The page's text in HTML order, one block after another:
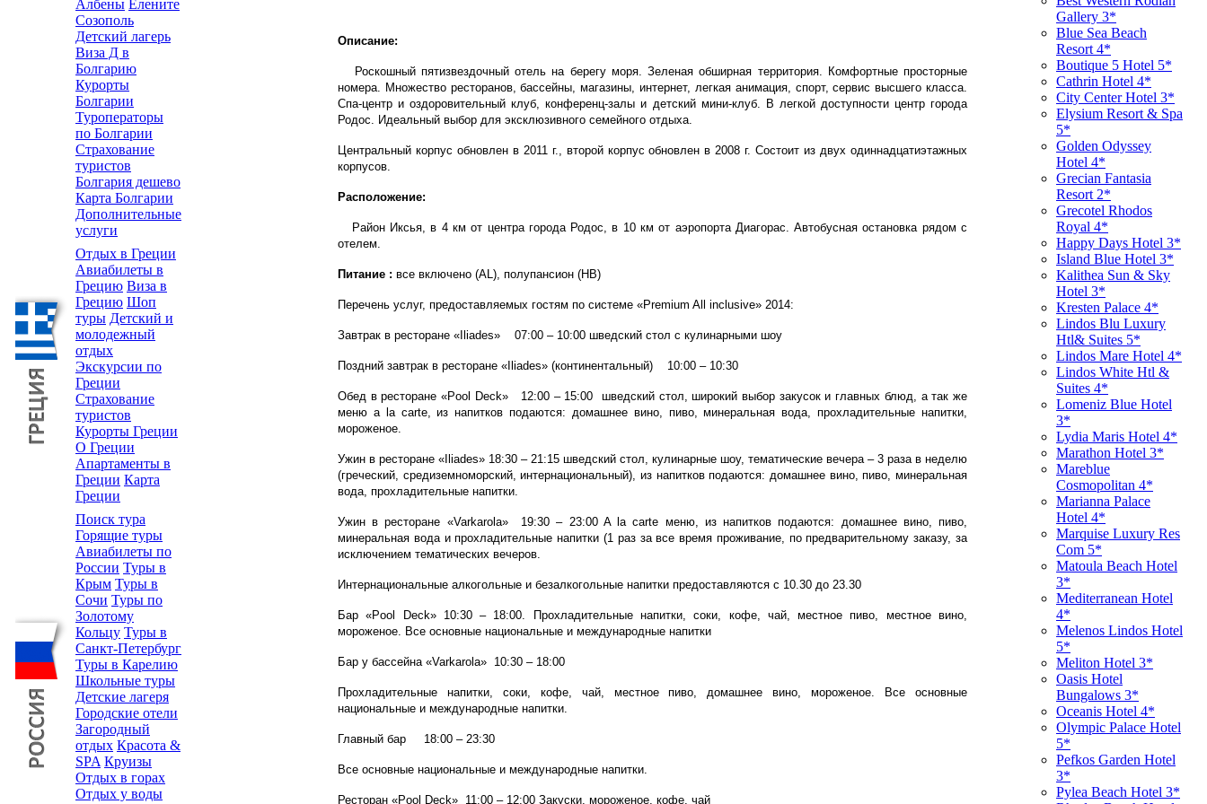
Албены Елените
Созополь
Детский лагерь
Виза Д в
Болгарию
Курорты
Болгарии
Туроператоры
по Болгарии
Страхование
туристов
Болгария дешево
Карта Болгарии
Дополнительные
услуги
Отдых в Греции
Авиабилеты в
Грецию Виза в
Грецию Шоп
туры Детский и
молодежный
отдых
Экскурсии по
Греции
Страхование
туристов
Курорты Греции
О Греции
Апартаменты в
Греции Карта
Греции
Поиск тура
Горящие туры
Авиабилеты по
России Туры в
Крым Туры в
Сочи Туры по
Золотому
Кольцу Туры в
Санкт-Петербург
Туры в Карелию
Школьные туры
Детские лагеря
Городские отели
Загородный
отдых Красота &
SPA Круизы
Отдых в горах
Отдых у воды
Описание:
Роскошный пятизвездочный отель на берегу моря. Зеленая обширная территория. Комфортные просторные
номера. Множество ресторанов, бассейны, магазины, интернет, легкая анимация, спорт, сервис высшего класса.
Спа-центр и оздоровительный клуб, конференц-залы и детский мини-клуб. В легкой доступности центр города
Родос. Идеальный выбор для эксклюзивного семейного отдыха.
Центральный корпус обновлен в 2011 г., второй корпус обновлен в 2008 г. Состоит из двух одиннадцатиэтажных
корпусов.
Расположение:
Район Иксья, в 4 км от центра города Родос, в 10 км от аэропорта Диагорас. Автобусная остановка рядом с
отелем.
Питание : все включено (AL), полупансион (HB)
Перечень услуг, предоставляемых гостям по системе «Premium All inclusive» 2014:
Завтрак в ресторане «Iliades» 07:00 – 10:00 шведский стол с кулинарными шоу
Поздний завтрак в ресторане «Iliades» (континентальный) 10:00 – 10:30
Обед в ресторане «Pool Deck» 12:00 – 15:00 шведский стол, широкий выбор закусок и главных блюд, а так же
меню a la carte, из напитков подаются: домашнее вино, пиво, минеральная вода, прохладительные напитки,
мороженое.
Ужин в ресторане «Iliades» 18:30 – 21:15 шведский стол, кулинарные шоу, тематические вечера – 3 раза в неделю
(греческий, средиземноморский, интернациональный), из напитков подаются: домашнее вино, пиво, минеральная
вода, прохладительные напитки.
Ужин в ресторане «Varkarola» 19:30 – 23:00 A la carte меню, из напитков подаются: домашнее вино, пиво,
минеральная вода и прохладительные напитки (1 раз за все время проживание, по предварительному заказу, за
исключением тематических вечеров.
Интернациональные алкогольные и безалкогольные напитки предоставляются с 10.30 до 23.30
Бар «Pool Deck» 10:30 – 18:00. Прохладительные напитки, соки, кофе, чай, местное пиво, местное вино,
мороженое. Все основные национальные и международные напитки
Бар у бассейна «Varkarola» 10:30 – 18:00
Прохладительные напитки, соки, кофе, чай, местное пиво, домашнее вино, мороженое. Все основные
национальные и международные напитки.
Главный бар 18:00 – 23:30
Все основные национальные и международные напитки.
Ресторан «Pool Deck» 11:00 – 12:00 Закуски, мороженое, кофе, чай
Gallery 3*
Blue Sea Beach
Resort 4*
Boutique 5 Hotel 5*
Cathrin Hotel 4*
City Center Hotel 3*
Elysium Resort & Spa
5*
Golden Odyssey
Hotel 4*
Grecian Fantasia
Resort 2*
Grecotel Rhodos
Royal 4*
Happy Days Hotel 3*
Island Blue Hotel 3*
Kalithea Sun & Sky
Hotel 3*
Kresten Palace 4*
Lindos Blu Luxury
Htl& Suites 5*
Lindos Mare Hotel 4*
Lindos White Htl &
Suites 4*
Lomeniz Blue Hotel
3*
Lydia Maris Hotel 4*
Marathon Hotel 3*
Mareblue
Cosmopolitan 4*
Marianna Palace
Hotel 4*
Marquise Luxury Res
Com 5*
Matoula Beach Hotel
3*
Mediterranean Hotel
4*
Melenos Lindos Hotel
5*
Meliton Hotel 3*
Oasis Hotel
Bungalows 3*
Oceanis Hotel 4*
Olympic Palace Hotel
5*
Pefkos Garden Hotel
3*
Pylea Beach Hotel 3*